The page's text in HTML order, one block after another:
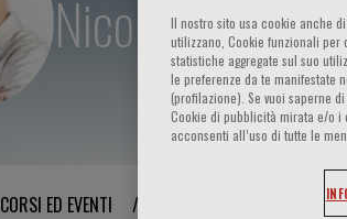
Nicola Mondaini
CORSI ED EVENTI /
Il nostro sito usa cookie anche
utilizzano, Cookie funzionali per
statistiche aggregate sul suo
le preferenze da te manifestate
(profilazione). Se vuoi saperne
Cookie di pubblicità mirata e/o i
acconsenti all’uso di tutte le